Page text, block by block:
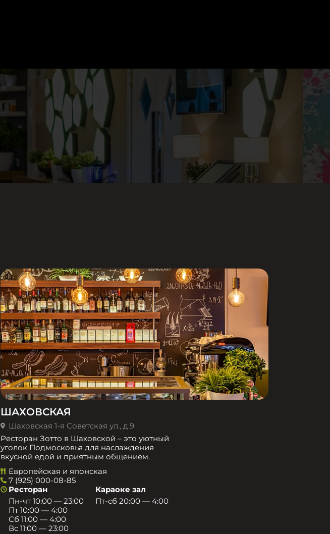
ШАХОВСКАЯ
Шаховская 1-я Советская ул., д.9
Ресторан Зотто в Шаховской – это уютный
уголок Подмосковья для наслаждения
вкусной едой и приятным общением.​
Европейская и японская
7 (925) 000-08-85
Ресторан
Пн-чт 10:00 — 23:00
Пт 10:00 — 4:00
Сб 11:00 — 4:00
Вс 11:00 — 23:00
Караоке зал
Пт-сб 20:00 — 4:00